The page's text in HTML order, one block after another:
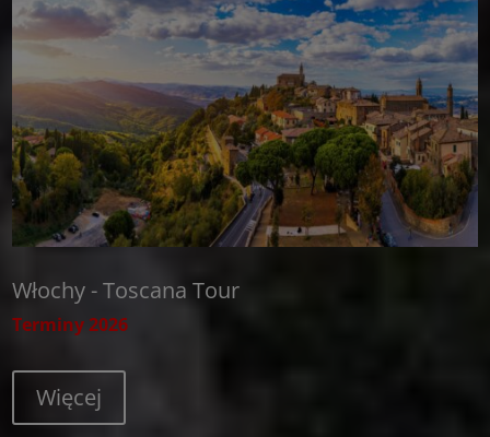
Włochy - Toscana Tour
Terminy 2026
Więcej